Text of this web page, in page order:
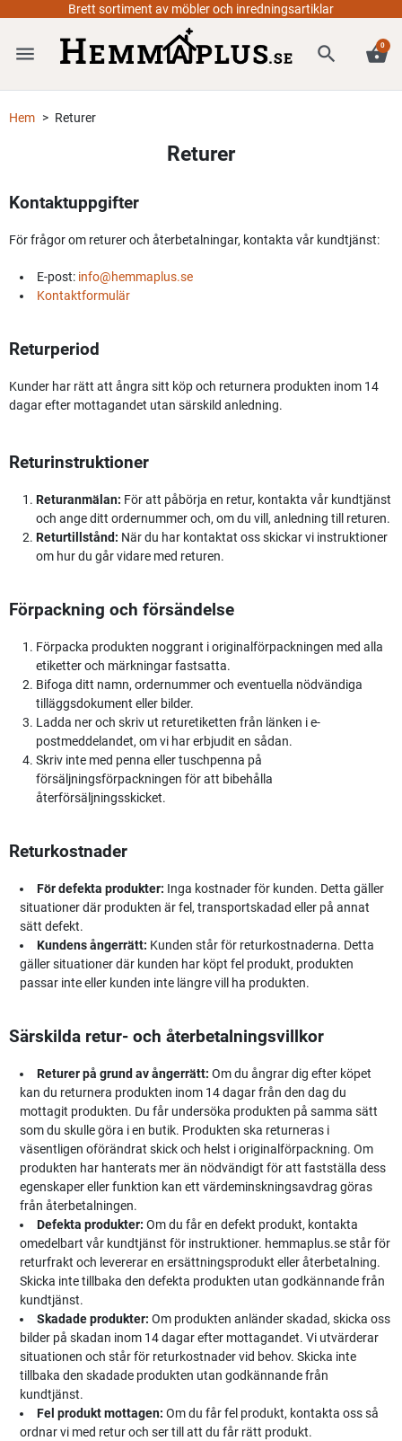
Brett sortiment av möbler och inredningsartiklar
menu search shopping_basket
0
Hem Returer
Returer
Kontaktuppgifter
För frågor om returer och återbetalningar, kontakta vår kundtjänst:
E-post: info@hemmaplus.se
Kontaktformulär
Returperiod
Kunder har rätt att ångra sitt köp och returnera produkten inom 14
dagar efter mottagandet utan särskild anledning.
Returinstruktioner
Returanmälan: För att påbörja en retur, kontakta vår kundtjänst
och ange ditt ordernummer och, om du vill, anledning till returen.
Returtillstånd: När du har kontaktat oss skickar vi instruktioner
om hur du går vidare med returen.
Förpackning och försändelse
Förpacka produkten noggrant i originalförpackningen med alla
etiketter och märkningar fastsatta.
Bifoga ditt namn, ordernummer och eventuella nödvändiga
tilläggsdokument eller bilder.
Ladda ner och skriv ut returetiketten från länken i e-
postmeddelandet, om vi har erbjudit en sådan.
Skriv inte med penna eller tuschpenna på
försäljningsförpackningen för att bibehålla
återförsäljningsskicket.
Returkostnader
För defekta produkter: Inga kostnader för kunden. Detta gäller
situationer där produkten är fel, transportskadad eller på annat
sätt defekt.
Kundens ångerrätt: Kunden står för returkostnaderna. Detta
gäller situationer där kunden har köpt fel produkt, produkten
passar inte eller kunden inte längre vill ha produkten.
Särskilda retur- och återbetalningsvillkor
Returer på grund av ångerrätt: Om du ångrar dig efter köpet
kan du returnera produkten inom 14 dagar från den dag du
mottagit produkten. Du får undersöka produkten på samma sätt
som du skulle göra i en butik. Produkten ska returneras i
väsentligen oförändrat skick och helst i originalförpackning. Om
produkten har hanterats mer än nödvändigt för att fastställa dess
egenskaper eller funktion kan ett värdeminskningsavdrag göras
från återbetalningen.
Defekta produkter: Om du får en defekt produkt, kontakta
omedelbart vår kundtjänst för instruktioner. hemmaplus.se står för
returfrakt och levererar en ersättningsprodukt eller återbetalning.
Skicka inte tillbaka den defekta produkten utan godkännande från
kundtjänst.
Skadade produkter: Om produkten anländer skadad, skicka oss
bilder på skadan inom 14 dagar efter mottagandet. Vi utvärderar
situationen och står för returkostnader vid behov. Skicka inte
tillbaka den skadade produkten utan godkännande från
kundtjänst.
Fel produkt mottagen: Om du får fel produkt, kontakta oss så
ordnar vi med retur och ser till att du får rätt produkt.